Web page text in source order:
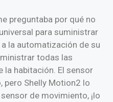
preguntaba por qué no
para suministrar
la automatización de su
todas las
habitación. El sensor
pero Shelly Motion2 lo
de movimiento, ¡lo